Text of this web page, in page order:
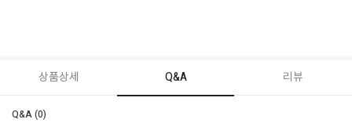
상품상세 Q&A 리뷰
Q&A (0)